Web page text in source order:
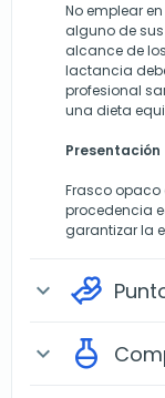
No emplear
alguno de
alcance de
lactancia
profesional
una dieta
Presentación
Frasco
procedencia
garantizar la
expand_more
expand_more